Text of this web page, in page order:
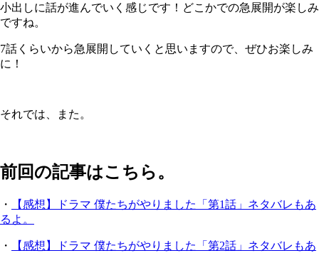
小出しに話が進んでいく感じです！どこかでの急展開が楽しみ
ですね。
7話くらいから急展開していくと思いますので、ぜひお楽しみ
に！
それでは、また。
前回の記事はこちら。
・
【感想】ドラマ 僕たちがやりました「第1話」ネタバレもあ
るよ。
・
【感想】ドラマ 僕たちがやりました「第2話」ネタバレもあ